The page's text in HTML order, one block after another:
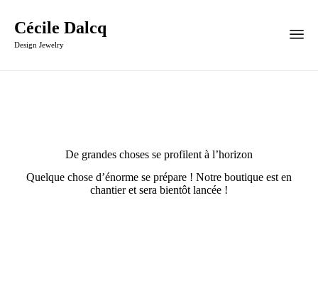
Cécile Dalcq
Design Jewelry
De grandes choses se profilent à l’horizon
Quelque chose d’énorme se prépare ! Notre boutique est en
chantier et sera bientôt lancée !